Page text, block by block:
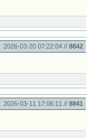
2026-03-20 07:22:04 // 8842
2026-03-11 17:06:11 // 8841